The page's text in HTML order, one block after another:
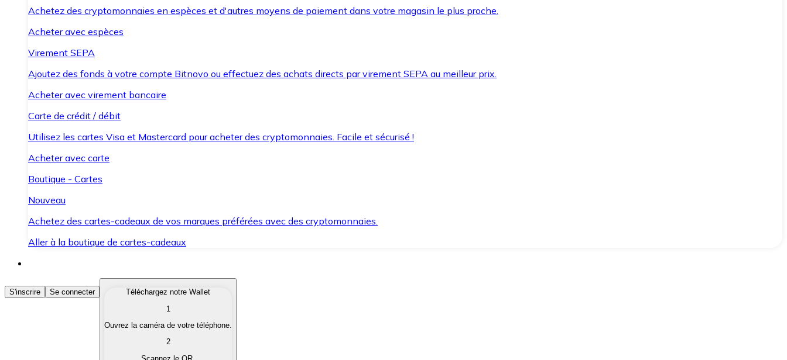
Achetez des cryptomonnaies en espèces et d'autres moyens de paiement dans votre magasin le plus proche.
Acheter avec espèces
Virement SEPA
Ajoutez des fonds à votre compte Bitnovo ou effectuez des achats directs par virement SEPA au meilleur prix.
Acheter avec virement bancaire
Carte de crédit / débit
Utilisez les cartes Visa et Mastercard pour acheter des cryptomonnaies. Facile et sécurisé !
Acheter avec carte
Boutique - Cartes
Nouveau
Achetez des cartes-cadeaux de vos marques préférées avec des cryptomonnaies.
Aller à la boutique de cartes-cadeaux
Acheter des Cryptomonnaies
Achetez les cryptomonnaies qui vous intéressent rapidement et en toute sécurité.
Convertissez vos cryptomonnaies en monnaie fiduciaire lorsque vous en avez besoin.
S'inscrire Se connecter
Téléchargez notre Wallet
1
Ouvrez la caméra de votre téléphone.
2